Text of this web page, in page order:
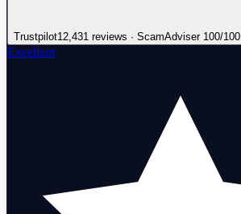
Trustpilot12,431 reviews · ScamAdviser 100/100
Excellent